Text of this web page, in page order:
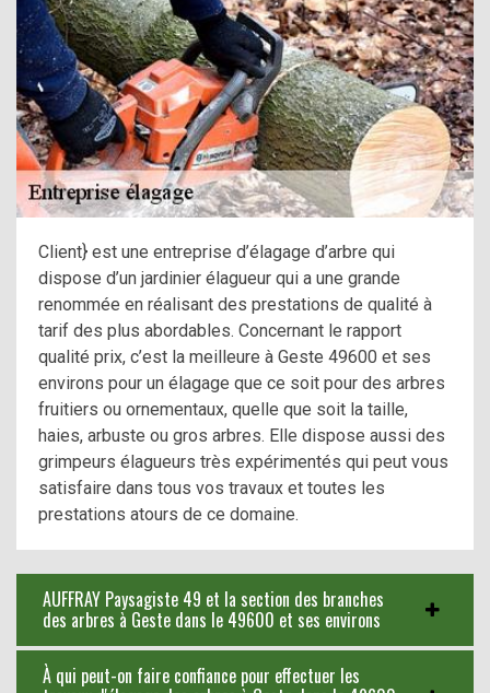
Client} est une entreprise d’élagage d’arbre qui
dispose d’un jardinier élagueur qui a une grande
renommée en réalisant des prestations de qualité à
tarif des plus abordables. Concernant le rapport
qualité prix, c’est la meilleure à Geste 49600 et ses
environs pour un élagage que ce soit pour des arbres
fruitiers ou ornementaux, quelle que soit la taille,
haies, arbuste ou gros arbres. Elle dispose aussi des
grimpeurs élagueurs très expérimentés qui peut vous
satisfaire dans tous vos travaux et toutes les
prestations atours de ce domaine.
AUFFRAY Paysagiste 49 et la section des branches
des arbres à Geste dans le 49600 et ses environs
À qui peut-on faire confiance pour effectuer les